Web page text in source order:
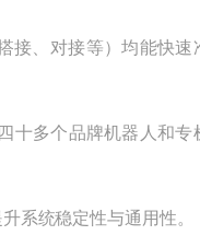
接、对接等）均能快速
十多个品牌机器人和专
系统稳定性与通用性。